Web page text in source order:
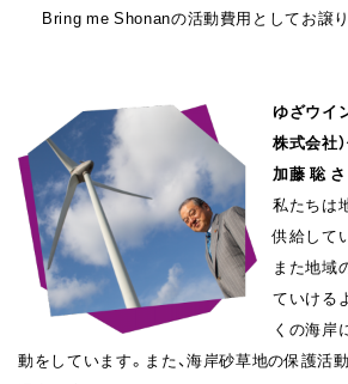
Bring me Shonanの活動費用としてお譲
ゆざウイ
株式会社）
加藤 聡 さ
私たちは
供給して
また地域
ていける
くの海岸
動をしています。また、海岸砂草地の保護活